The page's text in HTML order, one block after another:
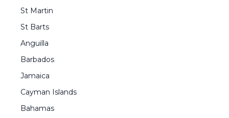
St Martin
St Barts
Anguilla
Barbados
Jamaica
Cayman Islands
Bahamas